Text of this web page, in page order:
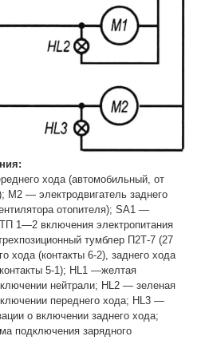
хода (автомобильный, от
М2 — электродвигатель заднего
отопителя); SA1 —
1—2 включения электропитания
тумблер П2Т-7 (27
хода (контакты 6-2), заднего хода
5-1); HL1 —желтая
нейтрали; HL2 — зеленая
переднего хода; HL3 —
о включении заднего хода;
подключения зарядного